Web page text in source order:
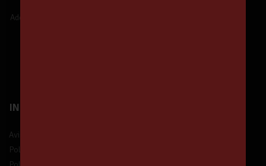
Además,
INFORMACIÓN
Aviso legal
Política de privacidad